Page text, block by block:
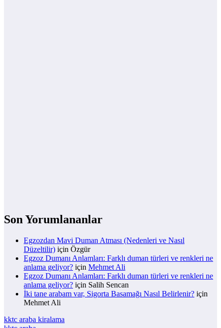
Son Yorumlananlar
Egzozdan Mavi Duman Atması (Nedenleri ve Nasıl
Düzeltilir) için Özgür
Egzoz Dumanı Anlamları: Farklı duman türleri ve renkleri ne
anlama geliyor? için Mehmet Ali
Egzoz Dumanı Anlamları: Farklı duman türleri ve renkleri ne
anlama geliyor? için Salih Sencan
İki tane arabam var, Sigorta Basamağı Nasıl Belirlenir? için
Mehmet Ali
kktc araba kiralama